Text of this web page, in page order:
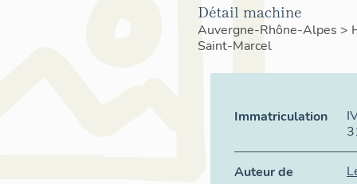
Détail machine
Auvergne-Rhône-Alpes >
Saint-Marcel
Immatriculation
Auteur de